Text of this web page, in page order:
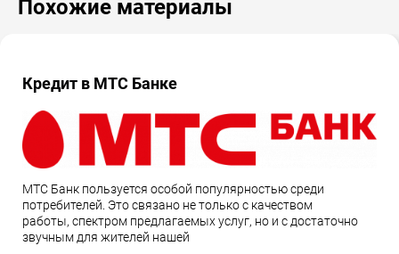
Похожие материалы
Кредит в МТС Банке
МТС Банк пользуется особой популярностью среди
потребителей. Это связано не только с качеством
работы, спектром предлагаемых услуг, но и с достаточно
звучным для жителей нашей